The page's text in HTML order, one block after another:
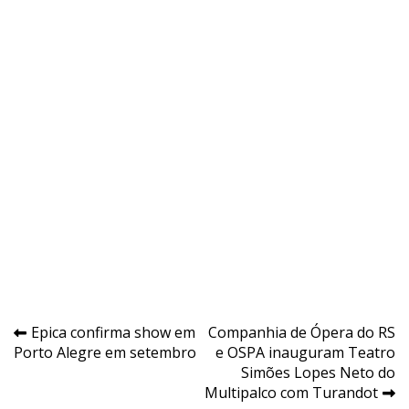
Navegação
de
Epica confirma show em
Porto Alegre em setembro
Companhia de Ópera do RS
e OSPA inauguram Teatro
Simões Lopes Neto do
Multipalco com Turandot